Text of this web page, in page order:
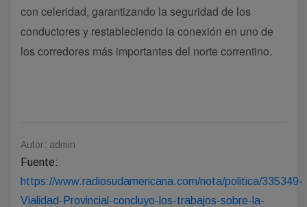
con celeridad, garantizando la seguridad de los
conductores y restableciendo la conexión en uno de
los corredores más importantes del norte correntino.
Autor: admin
Fuente:
https://www.radiosudamericana.com/nota/politica/335349-
Vialidad-Provincial-concluyo-los-trabajos-sobre-la-